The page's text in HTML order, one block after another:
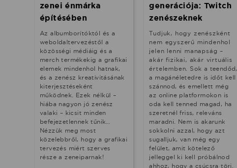
zenei énmárka
építésében
Az albumborítóktól és a
weboldaltervezéstől a
közösségi médiáig és a
merch termékekig a grafikai
elemek mindenhol hatnak,
és a zenész kreativitásának
kiterjesztéseként
működnek. Ezek nélkül –
hiába nagyon jó zenész
valaki – kicsit minden
befejezetlennek tűnik…
Nézzük meg most
közelebbről, hogy a grafikai
tervezés miért szerves
része a zeneiparnak!
generációja: Twitch
zenészeknek
Tudjuk, hogy zenészként
nem egyszerű mindenhol
jelen lenni manapság –
akár fizikai, akár virtuális
értelemben. Sok a teendőd,
a magánéletedre is időt kell
szánnod, és emellett még
az online platformokon is
oda kell tenned magad, ha
szeretnél friss, releváns
maradni. Nem is akarunk
sokkolni azzal, hogy azt
sugalljuk, van még egy
felület, amit kötelező
jelleggel ki kell próbálnod
ahhoz, hogy a csúcsra törj.